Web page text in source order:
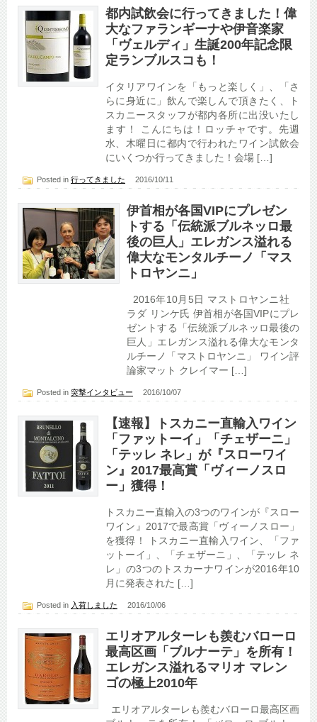
都内試飲会に行ってきました！偉
大なファランギーナや伊音楽家
「ヴェルディ」生誕200年記念限
定ランブルスコも！
イタリアワインを「もっと楽しく」、「さ
らに身近に」飲んで楽しんで頂きたく、ト
スカニースタッフが都内各所に出没いたし
ます！ こんにちは！ロッチャです。先週
水、木曜日に都内で行われたワイン試飲会
にいくつか行ってきました！会場 […]
Posted in 行ってきました 2016/10/11
伊首相が各国VIPにプレゼン
トする「伝統派ブルネッロ最
後の巨人」エレガンス溢れる
偉大なモンタルチーノ「マス
トロヤンニ」
2016年10月5日 マストロヤンニ社
ラダ リンケ氏 伊首相が各国VIPにプレ
ゼントする「伝統派ブルネッロ最後の
巨人」エレガンス溢れる偉大なモンタ
ルチーノ「マストロヤンニ」 ワイン評
論家マット クレイマー […]
Posted in 突撃インタビュー 2016/10/07
【速報】トスカニー直輸入ワイン
「ファットーイ」「チェザーニ」
「テッレ ネレ」が『スローワイ
ン』2017最高賞「ヴィーノスロ
ー」獲得！
トスカニー直輸入の3つのワインが『スロー
ワイン』2017で最高賞「ヴィーノスロー」
を獲得！ トスカニー直輸入ワイン、「ファ
ットーイ」、「チェザーニ」、「テッレ ネ
レ」の3つのトスカーナワインが2016年10
月に発表された […]
Posted in 入荷しました 2016/10/06
エリオアルターレも羨むバローロ
最高区画「ブルナーテ」を所有！
エレガンス溢れるマリオ マレン
ゴの極上2010年
エリオアルターレも羨むバローロ最高区画